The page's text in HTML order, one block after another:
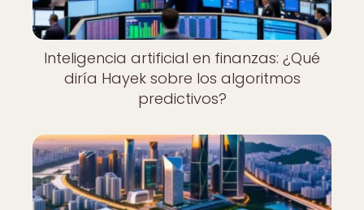
Inteligencia artificial en finanzas: ¿Qué
diría Hayek sobre los algoritmos
predictivos?